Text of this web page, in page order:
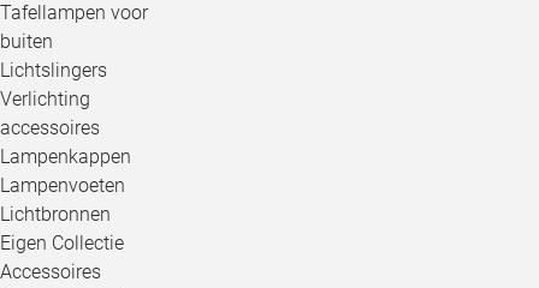
Tafellampen voor
buiten
Lichtslingers
Verlichting
accessoires
Lampenkappen
Lampenvoeten
Lichtbronnen
Eigen Collectie
Accessoires